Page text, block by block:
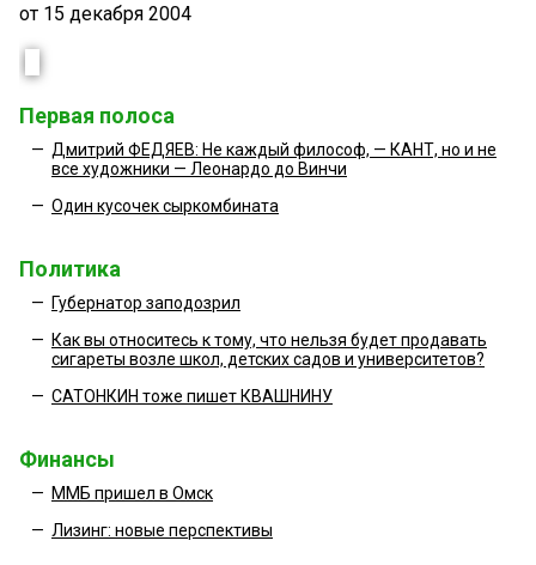
от 15 декабря 2004
Первая полоса
— Дмитрий ФЕДЯЕВ: Не каждый философ, — КАНТ, но и не
все художники — Леонардо до Винчи
— Один кусочек сыркомбината
Политика
— Губернатор заподозрил
— Как вы относитесь к тому, что нельзя будет продавать
сигареты возле школ, детских садов и университетов?
— САТОНКИН тоже пишет КВАШНИНУ
Финансы
— ММБ пришел в Омск
— Лизинг: новые перспективы